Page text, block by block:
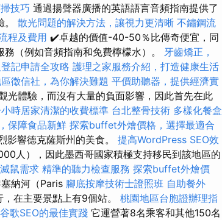
技巧 通過揚聲器廣播的英語語言音頻指南提供了
散光問題的解決方法，讓視力更清晰 不鏽鋼流
程及費用 ✔️卓越的價值-40-50％比傳奇便宜，同
（例如音頻指南和免費檸檬水）。 牙齒矯正，
記申請全攻略 護理之家服務介紹，打造健康生活
徵信社，為你解決難題 平價助聽器，提供經濟實
光體驗，而沒有大量的負面影響，因此首先在此
時居家清潔的收費標準 台北整骨技術 多樣化餐盒
保障食品新鮮 探索buffet外燴價格，選擇最適合
影響德克薩斯州的美食。 提高WordPress SEO效
人），因此墨西哥國家積極支持移民到該地區的
鼠需求 精準的聽力檢查服務 探索buffet外燴價
納河（Paris 腳底按摩技術士證照班 自助餐外
在主要景點上有9個站。 桃園地區台胞證辦理指
谷歌SEO的最佳實踐 它運營著8名乘客和其他150名